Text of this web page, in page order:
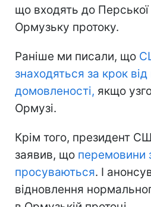
що входять до Перської
Ормузьку протоку.
Раніше ми писали, що
знаходяться за крок
домовленості, якщо
Ормузі.
Крім того, президент
заявив, що перемовини
просуваються. І
відновлення